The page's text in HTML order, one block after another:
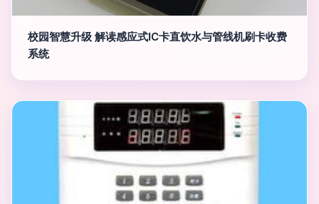
校园智慧升级 解读感应式IC卡直饮水与管线机刷卡收费
系统